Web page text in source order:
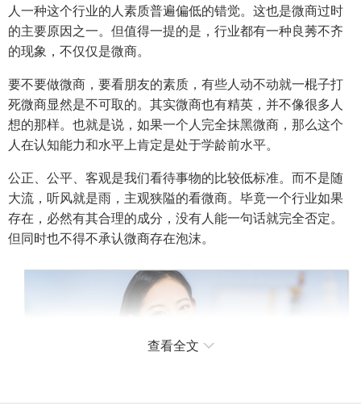
人一种这个行业的人素质普遍偏低的错觉。这也是微商过时
的主要原因之一。但值得一提的是，行业都有一种良莠不齐
的现象，不仅仅是微商。
要不要做微商，要看朋友的素质，有些人动不动就一棍子打
死微商显然是不可取的。其实微商也有精英，并不像很多人
想的那样。也就是说，如果一个人完全抹黑微商，那么这个
人在认知能力和水平上肯定是处于学龄前水平。
公正、公平、客观是我们看待事物的比较低标准。而不是随
大流，听风就是雨，主观狭隘的看微商。毕竟一个行业如果
存在，必然有其合理的成分，没有人能一句话就完全否定。
但同时也不得不承认微商存在泡沫。
查看全文